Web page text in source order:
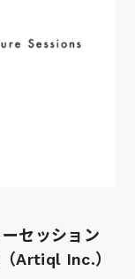
セッション
Artiql Inc.）